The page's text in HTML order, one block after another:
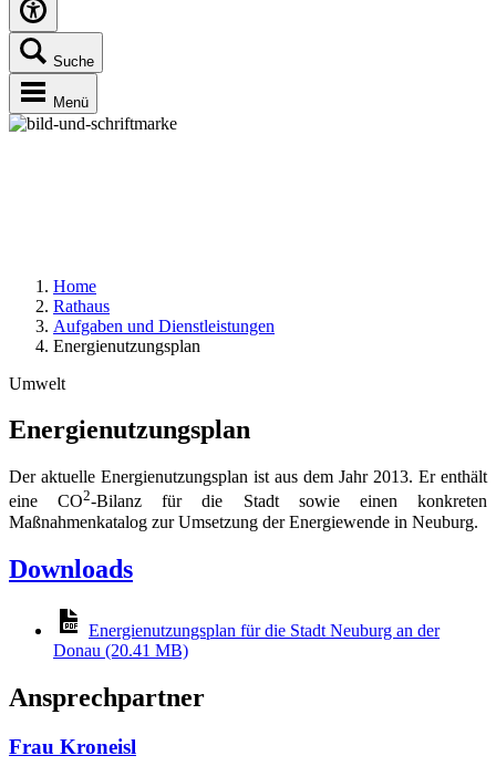
Suche
Menü
Home
Rathaus
Aufgaben und Dienstleistungen
Energienutzungsplan
Umwelt
Energienutzungsplan
Der aktuelle Energienutzungsplan ist aus dem Jahr 2013. Er enthält
eine CO2-Bilanz für die Stadt sowie einen konkreten
Maßnahmenkatalog zur Umsetzung der Energiewende in Neuburg.
Downloads
Energienutzungsplan für die Stadt Neuburg an der
Donau (20.41 MB)
Ansprechpartner
Frau Kroneisl